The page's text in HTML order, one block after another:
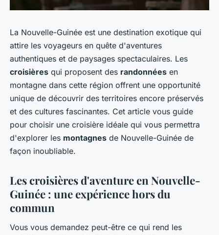
La Nouvelle-Guinée est une destination exotique qui
attire les voyageurs en quête d'aventures
authentiques et de paysages spectaculaires. Les
croisières qui proposent des randonnées en
montagne dans cette région offrent une opportunité
unique de découvrir des territoires encore préservés
et des cultures fascinantes. Cet article vous guide
pour choisir une croisière idéale qui vous permettra
d'explorer les montagnes de Nouvelle-Guinée de
façon inoubliable.
Les croisières d'aventure en Nouvelle-
Guinée : une expérience hors du
commun
Vous vous demandez peut-être ce qui rend les